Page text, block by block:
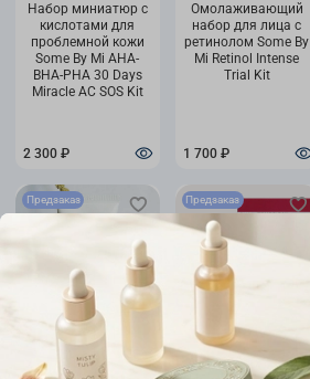
Набор миниатюр с
кислотами для
проблемной кожи
Some By Mi AHA-
BHA-PHA 30 Days
Miracle AC SOS Kit
2 300 ₽
Омолаживающий
набор для лица с
ретинолом Some By
Mi Retinol Intense
Trial Kit
1 700 ₽
Предзаказ
(Миниатюра)
Мягкий гель для
Предзаказ
Набор миниатюр с
муцином улитки